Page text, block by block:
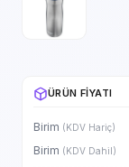
ÜRÜN FIYATI
Birim (KDV Hariç)
Birim (KDV Dahil)